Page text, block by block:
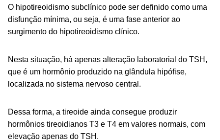
O hipotireoidismo subclínico pode ser definido como uma
disfunção mínima, ou seja, é uma fase anterior ao
surgimento do hipotireoidismo clínico.
Nesta situação, há apenas alteração laboratorial do TSH,
que é um hormônio produzido na glândula hipófise,
localizada no sistema nervoso central.
Dessa forma, a tireoide ainda consegue produzir
hormônios tireoidianos T3 e T4 em valores normais, com
elevação apenas do TSH.